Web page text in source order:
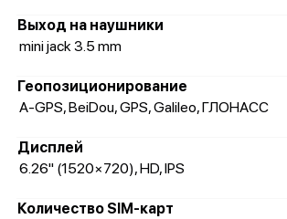
Выход на наушники
mini jack 3.5 mm
Геопозиционирование
A-GPS, BeiDou, GPS, Galileo, ГЛОНАСС
Дисплей
6.26" (1520×720), HD, IPS
Количество SIM-карт